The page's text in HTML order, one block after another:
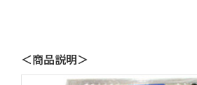
＜商品説明＞